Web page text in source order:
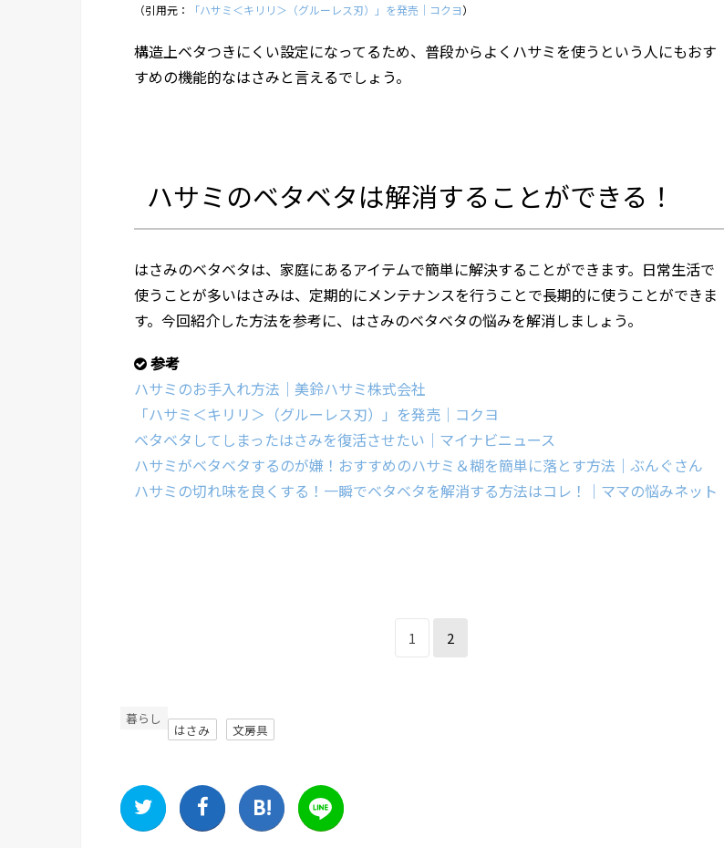
（引用元： 「ハサミ＜キリリ＞（グルーレス刃）」を発売｜コクヨ）
構造上ベタつきにくい設定になってるため、普段からよくハサミを使うという人にもおす
すめの機能的なはさみと言えるでしょう。
ハサミのベタベタは解消することができる！
はさみのベタベタは、家庭にあるアイテムで簡単に解決することができます。日常生活で
使うことが多いはさみは、定期的にメンテナンスを行うことで長期的に使うことができま
す。今回紹介した方法を参考に、はさみのベタベタの悩みを解消しましょう。
参考
ハサミのお手入れ方法｜美鈴ハサミ株式会社
「ハサミ＜キリリ＞（グルーレス刃）」を発売｜コクヨ
ベタベタしてしまったはさみを復活させたい｜マイナビニュース
ハサミがベタベタするのが嫌！おすすめのハサミ＆糊を簡単に落とす方法｜ぶんぐさん
ハサミの切れ味を良くする！一瞬でベタベタを解消する方法はコレ！｜ママの悩みネット
1 2
暮らし
はさみ 文房具